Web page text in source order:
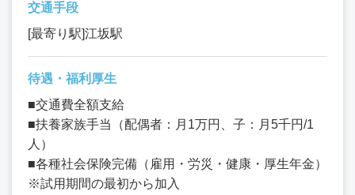
交通手段
[最寄り駅]江坂駅
待遇・福利厚生
■交通費全額支給
■扶養家族手当（配偶者：月1万円、子：月5千円/1
人）
■各種社会保険完備（雇用・労災・健康・厚生年金）
※試用期間の最初から加入